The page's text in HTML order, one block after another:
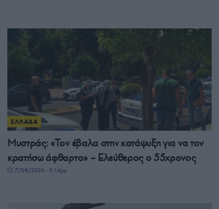
ΕΛΛΑΔΑ
Μυστράς: «Τον έβαλα στην κατάψυξη για να τον
κρατήσω άφθαρτο» – Ελεύθερος ο 55χρονος
7/08/2026 - 5:14μμ